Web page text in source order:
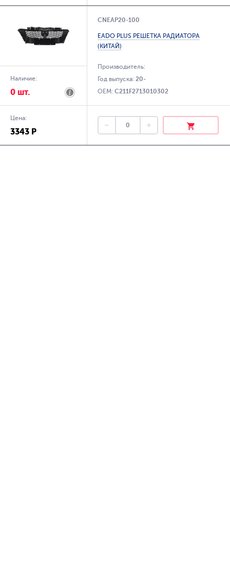
Наличие:
0 шт.
CNEAP20-100
EADO PLUS РЕШЕТКА РАДИАТОРА
(КИТАЙ)
Производитель:
Год выпуска:20-
OEM:C211F2713010302
Цена:
3343 Р